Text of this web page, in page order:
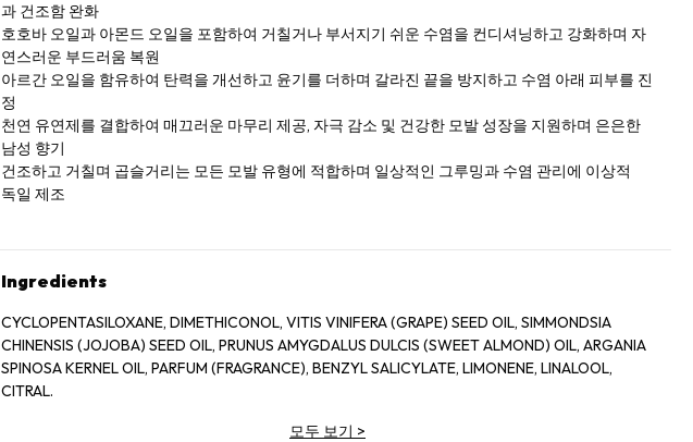
과 건조함 완화
호호바 오일과 아몬드 오일을 포함하여 거칠거나 부서지기 쉬운 수염을 컨디셔닝하고 강화하며 자
연스러운 부드러움 복원
아르간 오일을 함유하여 탄력을 개선하고 윤기를 더하며 갈라진 끝을 방지하고 수염 아래 피부를 진
정
천연 유연제를 결합하여 매끄러운 마무리 제공, 자극 감소 및 건강한 모발 성장을 지원하며 은은한
남성 향기
건조하고 거칠며 곱슬거리는 모든 모발 유형에 적합하며 일상적인 그루밍과 수염 관리에 이상적
독일 제조
Ingredients
CYCLOPENTASILOXANE, DIMETHICONOL, VITIS VINIFERA (GRAPE) SEED OIL, SIMMONDSIA
CHINENSIS (JOJOBA) SEED OIL, PRUNUS AMYGDALUS DULCIS (SWEET ALMOND) OIL, ARGANIA
SPINOSA KERNEL OIL, PARFUM (FRAGRANCE), BENZYL SALICYLATE, LIMONENE, LINALOOL,
CITRAL.
모두 보기 >